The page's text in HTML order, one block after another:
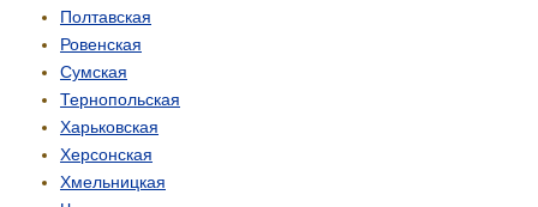
Полтавская
Ровенская
Сумская
Тернопольская
Харьковская
Херсонская
Хмельницкая